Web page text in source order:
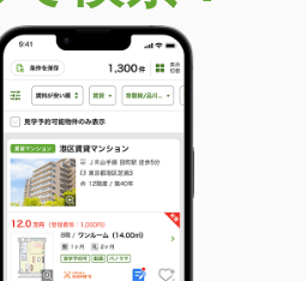
万円
富山県富山市中島２
5.50万円
山県富山市町村２